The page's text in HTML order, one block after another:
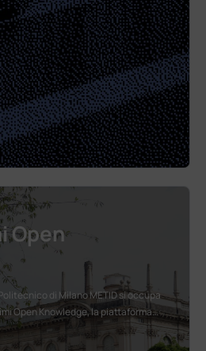
Open
di Milano METID si occupa
Open Knowledge, la piattaforma…